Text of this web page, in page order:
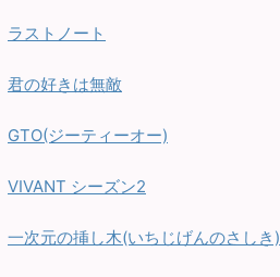
ラストノート
君の好きは無敵
GTO(ジーティーオー)
VIVANT シーズン2
一次元の挿し木(いちじげんのさしき)